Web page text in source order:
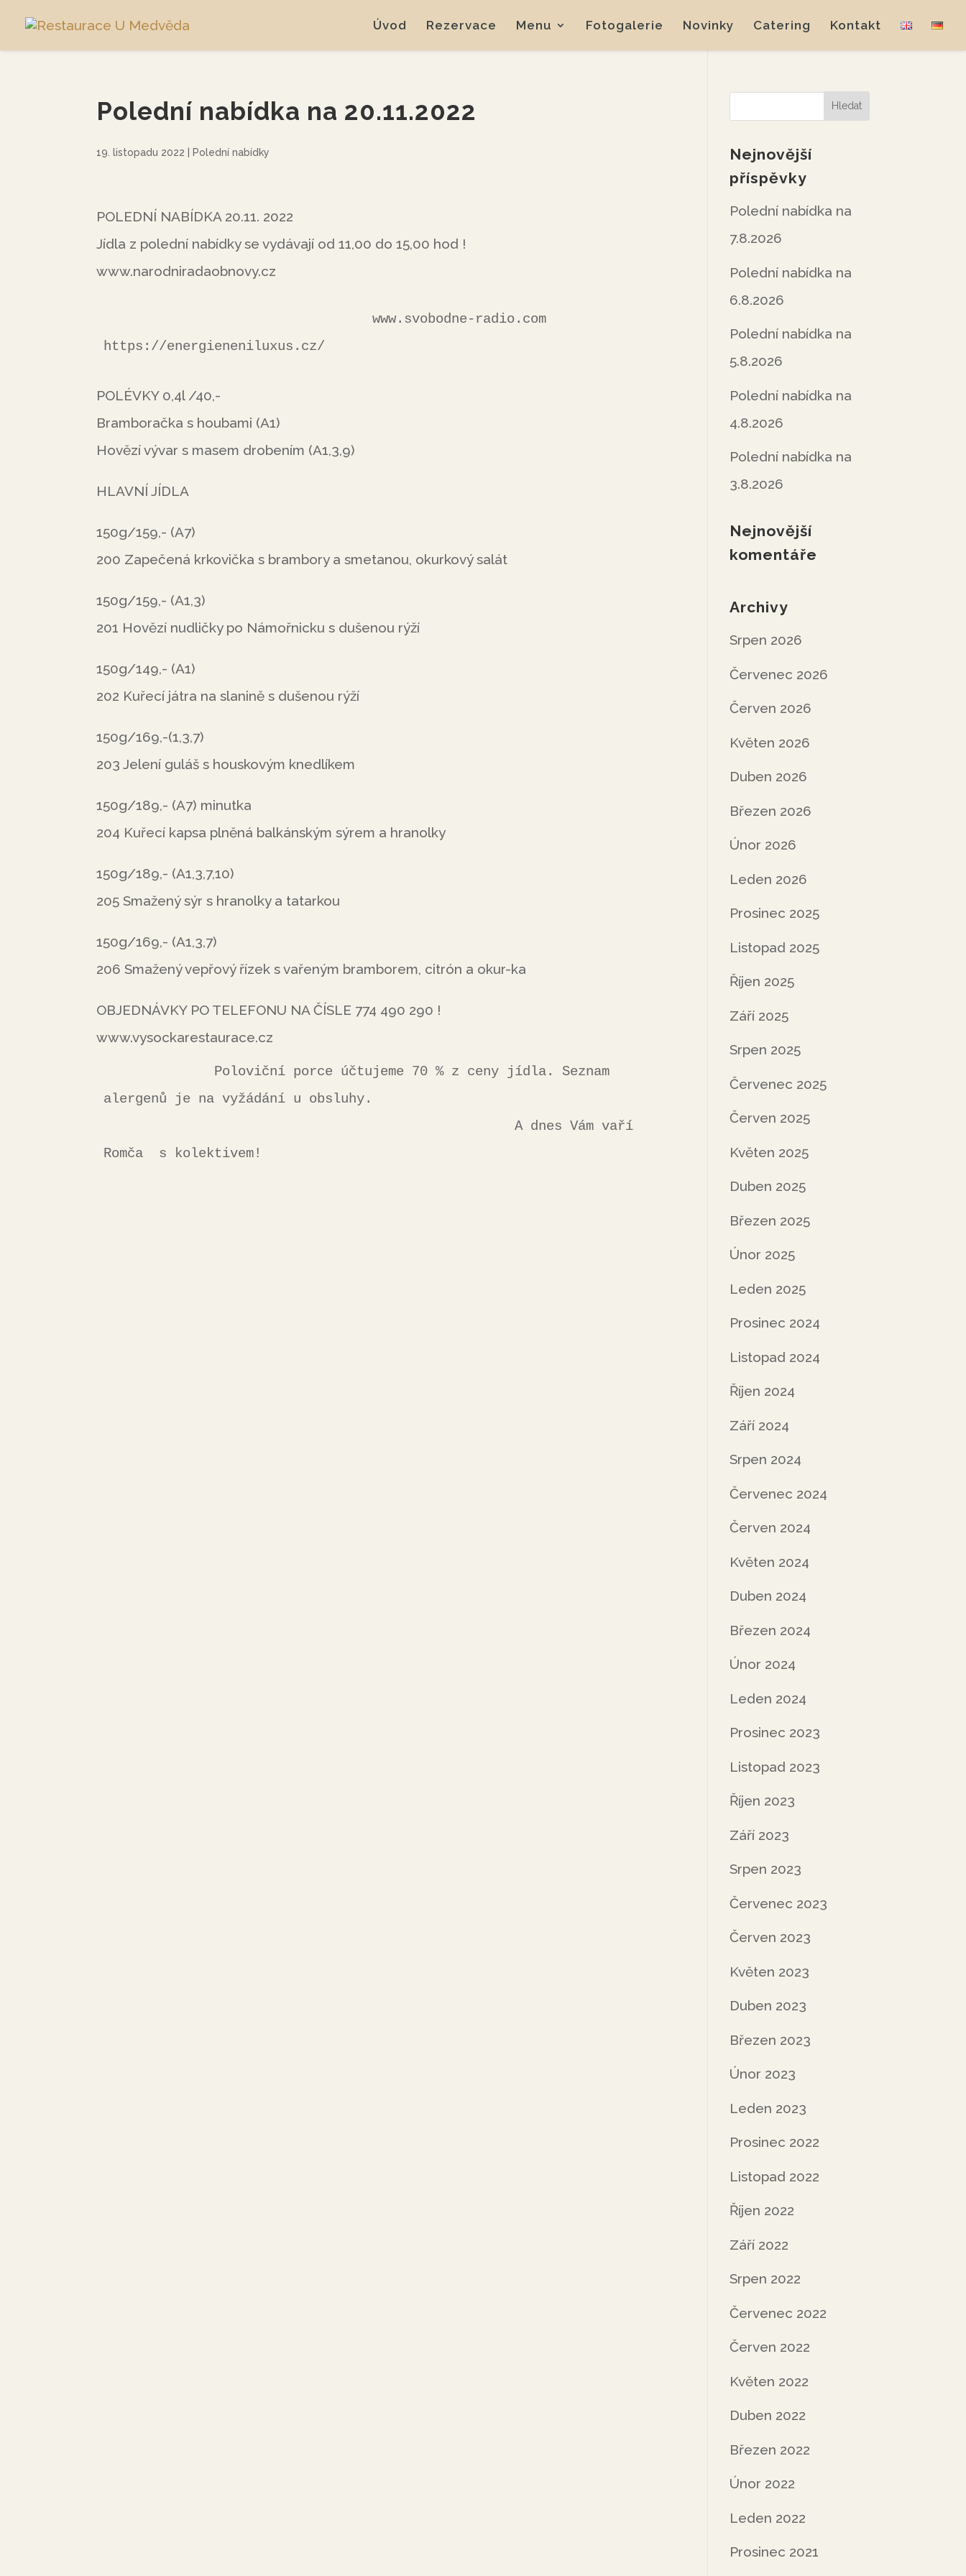
Úvod Rezervace Menu Fotogalerie Novinky Catering Kontakt
Polední nabídka na 20.11.2022
19. listopadu 2022 Polední nabídky
POLEDNÍ NABÍDKA 20.11. 2022
Jídla z polední nabídky se vydávají od 11,00 do 15,00 hod !
www.narodniradaobnovy.cz
                                  www.svobodne-radio.com
https://energieneniluxus.cz/
POLÉVKY 0,4l /40,-
Bramboračka s houbami (A1)
Hovězí vývar s masem drobením (A1,3,9)
HLAVNÍ JÍDLA
150g/159,- (A7)
200 Zapečená krkovička s brambory a smetanou, okurkový salát
150g/159,- (A1,3)
201 Hovězí nudličky po Námořnicku s dušenou rýží
150g/149,- (A1)
202 Kuřecí játra na slanině s dušenou rýží
150g/169,-(1,3,7)
203 Jelení guláš s houskovým knedlíkem
150g/189,- (A7) minutka
204 Kuřecí kapsa plněná balkánským sýrem a hranolky
150g/189,- (A1,3,7,10)
205 Smažený sýr s hranolky a tatarkou
150g/169,- (A1,3,7)
206 Smažený vepřový řízek s vařeným bramborem, citrón a okur-ka
OBJEDNÁVKY PO TELEFONU NA ČÍSLE 774 490 290 !
www.vysockarestaurace.cz
alergenů je na vyžádání u obsluhy.
                                                    A dnes Vám vaří
Romča  s kolektivem!
Nejnovější
příspěvky
Polední nabídka na
7.8.2026
Polední nabídka na
6.8.2026
Polední nabídka na
5.8.2026
Polední nabídka na
4.8.2026
Polední nabídka na
3.8.2026
Nejnovější
komentáře
Archivy
Srpen 2026
Červenec 2026
Červen 2026
Květen 2026
Duben 2026
Březen 2026
Únor 2026
Leden 2026
Prosinec 2025
Listopad 2025
Říjen 2025
Září 2025
Srpen 2025
Červenec 2025
Červen 2025
Květen 2025
Duben 2025
Březen 2025
Únor 2025
Leden 2025
Prosinec 2024
Listopad 2024
Říjen 2024
Září 2024
Srpen 2024
Červenec 2024
Červen 2024
Květen 2024
Duben 2024
Březen 2024
Únor 2024
Leden 2024
Prosinec 2023
Listopad 2023
Říjen 2023
Září 2023
Srpen 2023
Červenec 2023
Červen 2023
Květen 2023
Duben 2023
Březen 2023
Únor 2023
Leden 2023
Prosinec 2022
Listopad 2022
Říjen 2022
Září 2022
Srpen 2022
Červenec 2022
Červen 2022
Květen 2022
Duben 2022
Březen 2022
Únor 2022
Leden 2022
Prosinec 2021